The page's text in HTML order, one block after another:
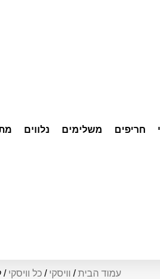
חריפים משלימים נלווים
עמוד הבית/ וויסקי / כל וויסקי /